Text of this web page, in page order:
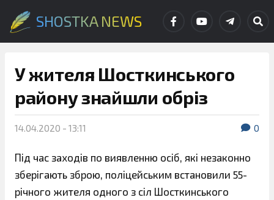
SHOSTKA NEWS
У жителя Шосткинського
району знайшли обріз
14.04.2020 - 13:11 0
Під час заходів по виявленню осіб, які незаконно
зберігають зброю, поліцейським встановили 55-
річного жителя одного з сіл Шосткинського